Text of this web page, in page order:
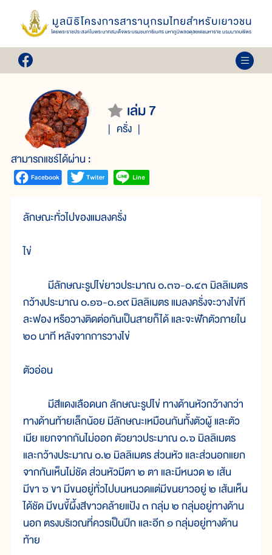
เล่ม 7
ครั่ง
สามารถแชร์ได้ผ่าน :
ลักษณะทั่วไปของแมลงครั่ง
ไข่
มีลักษณะรูปไข่ยาวประมาณ ๐.๓๖-๐.๔๓ มิลลิเมตร
กว้างประมาณ ๐.๑๖-๐.๑๙ มิลลิเมตร แมลงครั่งจะวางไข่ที
ละฟอง หรือวางติดต่อกันเป็นสายก็ได้ และจะฟักตัวภายใน
๒๐ นาที หลังจากการวางไข่
ตัวอ่อน
มีสีแดงเลือดนก ลักษณะรูปไข่ ทางด้านหัวกว้างกว่า
ทางด้านท้ายเล็กน้อย มีลักษณะเหมือนกันทั้งตัวผู้ และตัว
เมีย แยกจากกันไม่ออก ตัวยาวประมาณ ๐.๖ มิลลิเมตร
และกว้างประมาณ ๐.๒ มิลลิเมตร ส่วนหัว และส่วนอกแยก
จากกันเห็นไม่ชัด ส่วนหัวมีตา ๒ ตา และมีหนวด ๒ เส้น
มีขา ๖ ขา มีขนอยู่ทั่วไปบนหนวดแต่มีขนยาวอยู่ ๒ เส้นเห็น
ได้ชัด มีขนขี้ผึ้งสีขาวคล้ายแป้ง ๓ กลุ่ม ๒ กลุ่มอยู่ทางด้าน
นอก ตรงบริเวณที่ควรเป็นปีก และอีก ๑ กลุ่มอยู่ทางด้าน
ท้าย